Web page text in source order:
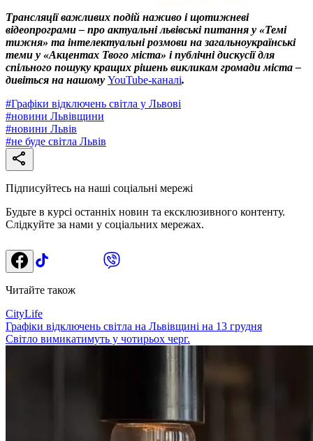
Трансляції важливих подій наживо і щотижневі
відеопрограми – про актуальні львівські питання у «Темі
тижня» та інтелектуальні розмови на загальноукраїнські
теми у «Акцентах Твого міста» і публічні дискусії для
спільного пошуку кращих рішень викликам громади міста –
дивіться на нашому YouTube-каналі.
#Графіки відключень світла у Львові
#новини Львівщини
#новини Львів
#не буде світла Львів
Підписуйтесь на наші соціальні мережі
Будьте в курсі останніх новин та ексклюзивного контенту.
Слідкуйте за нами у соціальних мережах.
Читайте також
CityLife
Графіки відключень світла на Львівщині на 13 грудня
Світло вимикатимуть у чотирьох черг.